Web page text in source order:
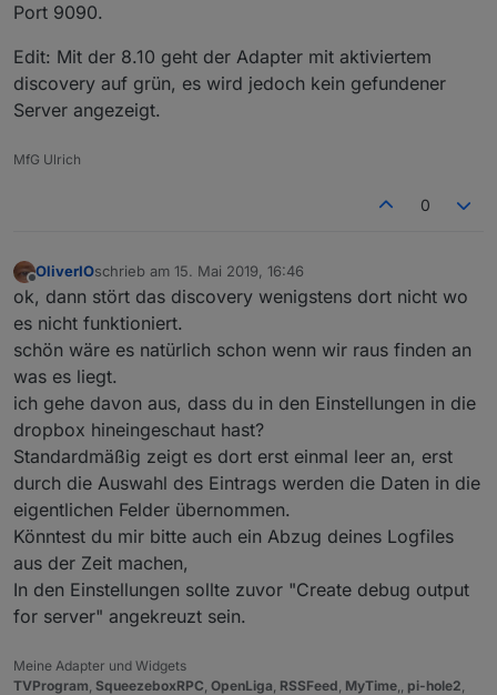
Port 9090.
Edit: Mit der 8.10 geht der Adapter mit aktiviertem
discovery auf grün, es wird jedoch kein gefundener
Server angezeigt.
MfG Ulrich
0
Offline
OliverIOschrieb am 15. Mai 2019, 16:46
zuletzt editiert von
ok, dann stört das discovery wenigstens dort nicht wo
es nicht funktioniert.
schön wäre es natürlich schon wenn wir raus finden an
was es liegt.
ich gehe davon aus, dass du in den Einstellungen in die
dropbox hineingeschaut hast?
Standardmäßig zeigt es dort erst einmal leer an, erst
durch die Auswahl des Eintrags werden die Daten in die
eigentlichen Felder übernommen.
Könntest du mir bitte auch ein Abzug deines Logfiles
aus der Zeit machen,
In den Einstellungen sollte zuvor "Create debug output
for server" angekreuzt sein.
Meine Adapter und Widgets
TVProgram SqueezeboxRPC OpenLiga RSSFeed MyTime pi-hole2